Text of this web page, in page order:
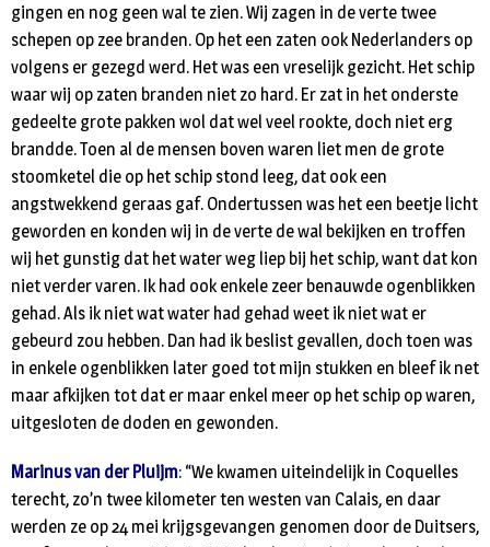
gingen en nog geen wal te zien. Wij zagen in de verte twee
schepen op zee branden. Op het een zaten ook Nederlanders op
volgens er gezegd werd. Het was een vreselijk gezicht. Het schip
waar wij op zaten branden niet zo hard. Er zat in het onderste
gedeelte grote pakken wol dat wel veel rookte, doch niet erg
brandde. Toen al de mensen boven waren liet men de grote
stoomketel die op het schip stond leeg, dat ook een
angstwekkend geraas gaf. Ondertussen was het een beetje licht
geworden en konden wij in de verte de wal bekijken en troffen
wij het gunstig dat het water weg liep bij het schip, want dat kon
niet verder varen. Ik had ook enkele zeer benauwde ogenblikken
gehad. Als ik niet wat water had gehad weet ik niet wat er
gebeurd zou hebben. Dan had ik beslist gevallen, doch toen was
in enkele ogenblikken later goed tot mijn stukken en bleef ik net
maar afkijken tot dat er maar enkel meer op het schip op waren,
uitgesloten de doden en gewonden.
Marinus van der Pluijm: “We kwamen uiteindelijk in Coquelles
terecht, zo’n twee kilometer ten westen van Calais, en daar
werden ze op 24 mei krijgsgevangen genomen door de Duitsers,